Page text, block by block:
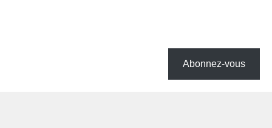
Abonnez-vous